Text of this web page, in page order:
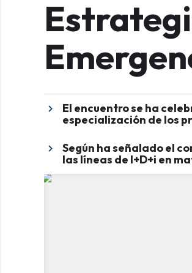
El encuentro se ha
especialización de los
Según ha señalado el
las líneas de I+D+i en